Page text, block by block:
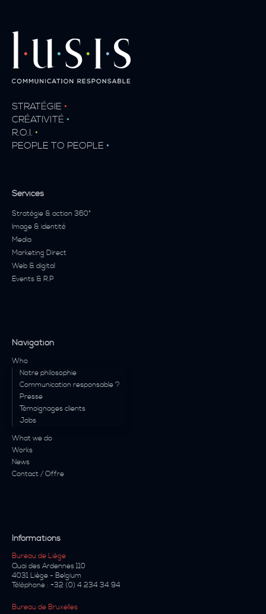
STRATÉGIE •
CRÉATIVITÉ •
R.O.I. •
PEOPLE TO PEOPLE •
Services
Stratégie & action 360°
Image & identité
Media
Marketing Direct
Web & digital
Events & R.P
Navigation
Who
Notre philosophie
Communication responsable ?
Presse
Témoignages clients
Jobs
What we do
Works
News
Contact / Offre
Informations
Bureau de Liège
Quai des Ardennes 110
4031 Liège - Belgium
Téléphone : +32 (0) 4 234 34 94
Bureau de Bruxelles